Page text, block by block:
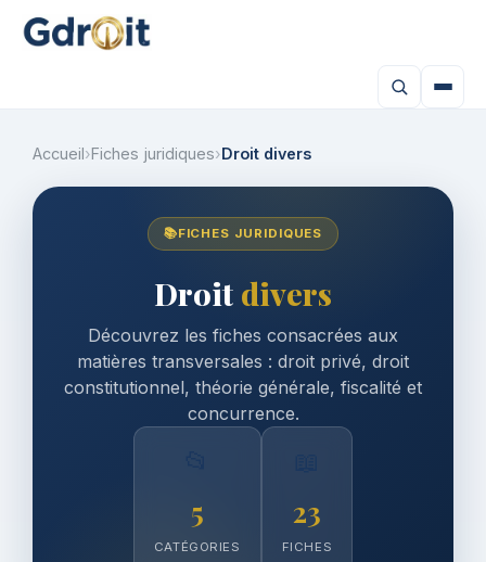
Accueil›Fiches juridiques›Droit divers
📚FICHES JURIDIQUES
Droit divers
Découvrez les fiches consacrées aux
matières transversales : droit privé, droit
constitutionnel, théorie générale, fiscalité et
concurrence.
5
CATÉGORIES
23
FICHES